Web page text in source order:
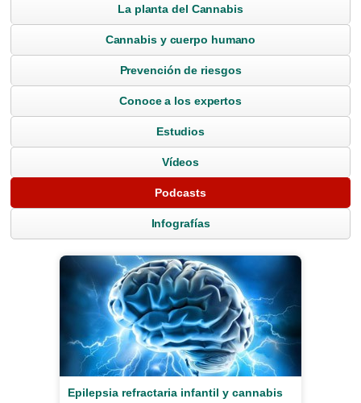
La planta del Cannabis
Cannabis y cuerpo humano
Prevención de riesgos
Conoce a los expertos
Estudios
Vídeos
Podcasts
Infografías
Epilepsia refractaria infantil y cannabis